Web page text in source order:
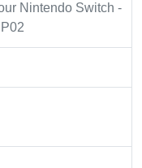
Nintendo Switch -